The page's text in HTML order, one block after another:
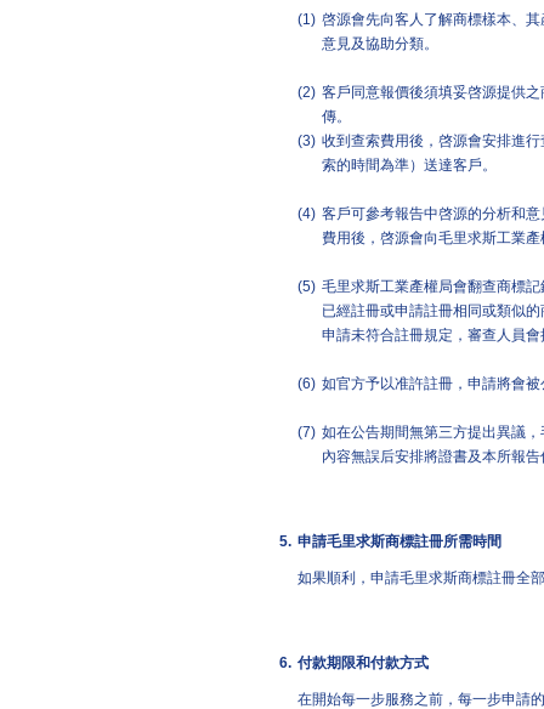
(1) 啓源會先向客人了解商標樣本、
意見及協助分類。
(2) 客戶同意報價後須填妥啓源提供
傳。
(3) 收到查索費用後，啓源會安排進
索的時間為準）送達客戶。
(4) 客戶可參考報告中啓源的分析和
費用後，啓源會向毛里求斯工業
(5) 毛里求斯工業產權局會翻查商標
已經註冊或申請註冊相同或類似
申請未符合註冊規定，審查人員會
(6) 如官方予以准許註冊，申請將會
(7) 如在公告期間無第三方提出異議
內容無誤后安排將證書及本所報
5. 申請毛里求斯商標註冊所需時間
如果順利，申請毛里求斯商標註冊全
6. 付款期限和付款方式
在開始每一步服務之前，每一步申請